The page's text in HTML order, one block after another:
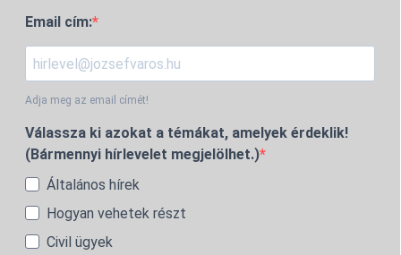
Email cím:
Adja meg az email címét!
Válassza ki azokat a témákat, amelyek érdeklik!
(Bármennyi hírlevelet megjelölhet.)
Általános hírek
Hogyan vehetek részt
Civil ügyek